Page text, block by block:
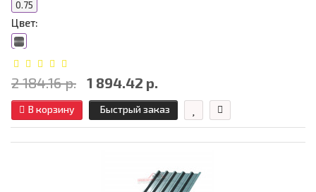
0.75
Цвет:
2 184.16 р. 1 894.42 р.
В корзину Быстрый заказ